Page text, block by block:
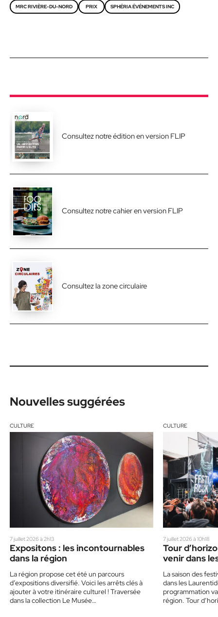
MRC RIVIÈRE-DU-NORD PRIX SPHÉRIA ÉVÉNEMENTS INC
Consultez notre édition en version FLIP
Consultez notre cahier en version FLIP
Consultez la zone circulaire
Nouvelles suggérées
CULTURE
7 juillet 2026 à 2h13
Expositons : les incontournables
dans la région
La région propose cet été un parcours
d’expositions diversifié. Voici les arrêts clés à
ajouter à votre itinéraire culturel ! Traversée
dans la collection Le Musée…
CULTURE
7 juillet 2026 à 10h18
Tour
venir dans
La saison des
dans les
programmation
région. Tour